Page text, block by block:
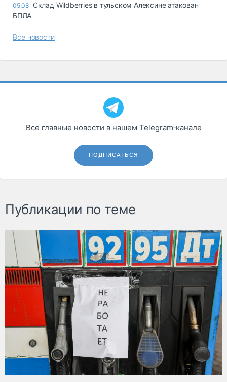
05.08 Склад Wildberries в тульском Алексине атакован
БПЛА
Все новости
Все главные новости в нашем Telegram‑канале
ПОДПИСАТЬСЯ
Публикации по теме